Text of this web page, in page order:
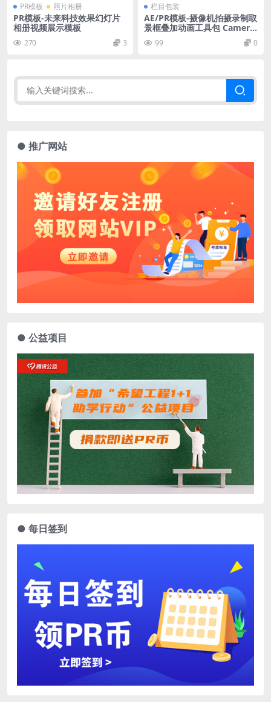
PR模板 照片相册
PR模板-未来科技效果幻灯片
相册视频展示模板
270 3
栏目包装
AE/PR模板-摄像机拍摄录制取
景框叠加动画工具包 Camera
Display Overlay Toolkit
99 0
● 推广网站
● 公益项目
● 每日签到